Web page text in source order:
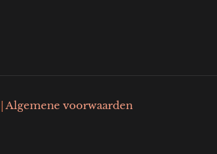
Algemene voorwaarden